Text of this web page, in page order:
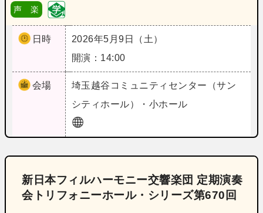
声 楽
日時
2026年5月9日（土）
開演：14:00
会場 埼玉 越谷コミュニティセンター（サン
シティホール）・小ホール
新日本フィルハーモニー交響楽団 定期演奏
会トリフォニーホール・シリーズ第670回